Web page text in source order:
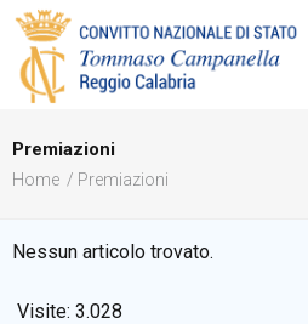
SEGRETERIA
Premiazioni
Home Premiazioni
Nessun articolo trovato.
Visite: 3.028